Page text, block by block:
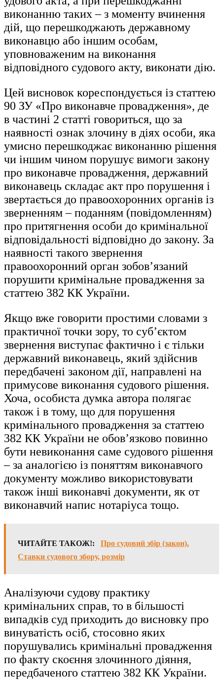
виконанню таких – з моменту вчинення
дій, що перешкоджають державному
виконавцю або іншим особам,
уповноваженим на виконання
відповідного судового акту, виконати дію.
Цей висновок кореспондується із статтею
90 ЗУ «Про виконавче провадження», де
в частині 2 статті говориться, що за
наявності ознак злочину в діях особи, яка
умисно перешкоджає виконанню рішення
чи іншим чином порушує вимоги закону
про виконавче провадження, державний
виконавець складає акт про порушення і
звертається до правоохоронних органів із
зверненням – поданням (повідомленням)
про притягнення особи до кримінальної
відповідальності відповідно до закону. За
наявності такого звернення
правоохоронний орган зобов’язаний
порушити кримінальне провадження за
статтею 382 КК України.
Якщо вже говорити простими словами з
практичної точки зору, то суб’єктом
звернення виступає фактично і є тільки
державний виконавець, який здійснив
передбачені законом дії, направлені на
примусове виконання судового рішення.
Хоча, особиста думка автора полягає
також і в тому, що для порушення
кримінального провадження за статтею
382 КК України не обов’язково повинно
бути невиконання саме судового рішення
– за аналогією із поняттям виконавчого
документу можливо використовувати
також інші виконавчі документи, як от
виконавчий напис нотаріуса тощо.
ЧИТАЙТЕ ТАКОЖ!:
Про судовий збір (закон).
Ставки судового збору, розмір
Аналізуючи судову практику
кримінальних справ, то в більшості
випадків суд приходить до висновку про
винуватість осіб, стосовно яких
порушувались кримінальні провадження
по факту скоєння злочинного діяння,
передбаченого статтею 382 КК України.